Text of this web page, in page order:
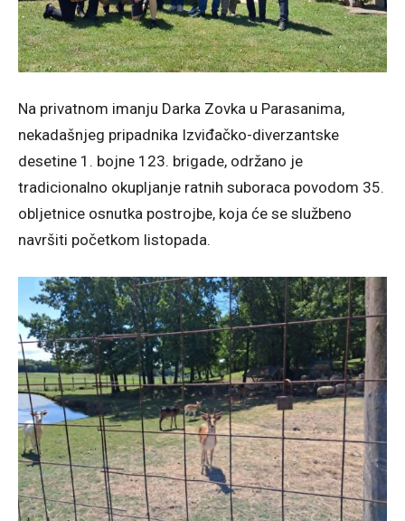
Na privatnom imanju Darka Zovka u Parasanima,
nekadašnjeg pripadnika Izviđačko-diverzantske
desetine 1. bojne 123. brigade, održano je
tradicionalno okupljanje ratnih suboraca povodom 35.
obljetnice osnutka postrojbe, koja će se službeno
navršiti početkom listopada.